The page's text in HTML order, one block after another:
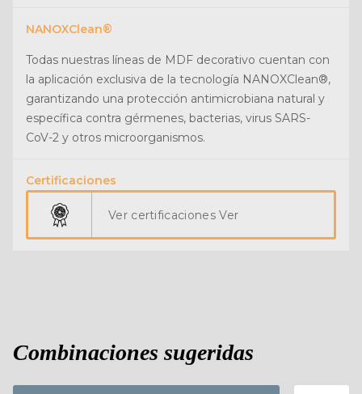
NANOXClean®
Todas nuestras líneas de MDF decorativo cuentan con
la aplicación exclusiva de la tecnología NANOXClean®,
garantizando una protección antimicrobiana natural y
específica contra gérmenes, bacterias, virus SARS-
CoV-2 y otros microorganismos.
Certificaciones
Ver certificaciones Ver
Combinaciones sugeridas